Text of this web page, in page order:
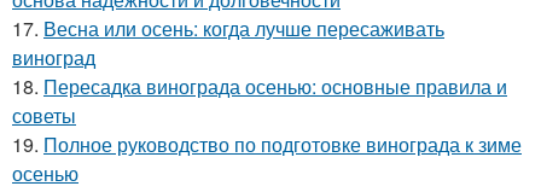
17. Весна или осень: когда лучше пересаживать
виноград
18. Пересадка винограда осенью: основные правила и
советы
19. Полное руководство по подготовке винограда к зиме
осенью